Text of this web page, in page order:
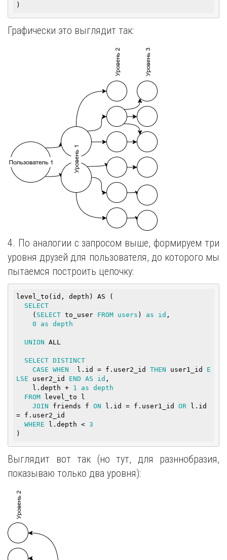
)
Графически это выглядит так:
4. По аналогии с запросом выше, формируем три
уровня друзей для пользователя, до которого мы
пытаемся построить цепочку:
level_to(id, depth) AS (
SELECT
    (
SELECT to_user FROM users ) as id ,
0
as depth
UNION ALL
SELECT DISTINCT
CASE WHEN
  l.id = f.user2_id
THEN user1_id E
LSE user2_id END AS id ,
    l.depth +
1 as depth
FROM level_to l
JOIN friends f ON l.id = f.user1_id OR l.id
= f.user2_id
WHERE l.depth < 3
)
Выглядит вот так (но тут, для разннобразия,
показываю только два уровня):